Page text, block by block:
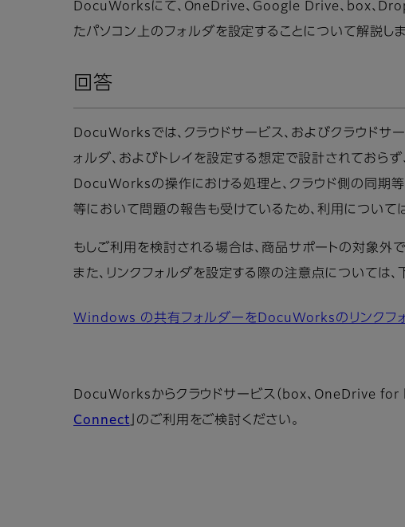
DocuWorksにて、OneDrive、Google Drive、box、
たパソコン上のフォルダを設定することについて解説しま
回答
DocuWorksでは、クラウドサービス、およびクラウドサ
ォルダ、およびトレイを設定する想定で設計されておら
DocuWorksの操作における処理と、クラウド側の同期
等において問題の報告も受けているため、利用について
もしご利用を検討される場合は、商品サポートの対象外
また、リンクフォルダを設定する際の注意点については、
Windows の共有フォルダーをDocuWorksのリンクフォ
DocuWorksからクラウドサービス（box、OneDrive for
Connect 」のご利用をご検討ください。